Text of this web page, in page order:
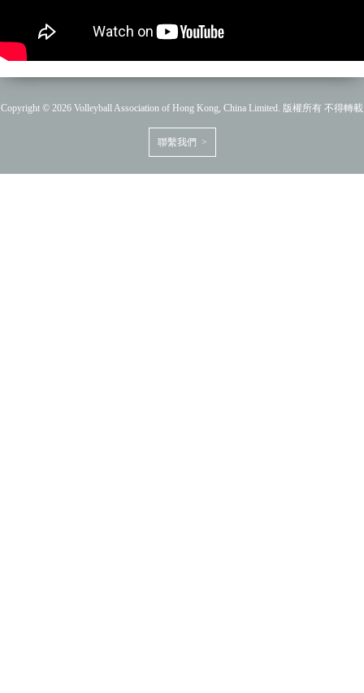
Copyright © 2026 Volleyball Association of Hong Kong, China Limited. 版權所有 不得轉載
聯繫我們 >